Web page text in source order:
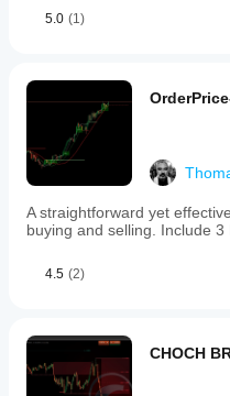
5.0 (1)
A straightforward yet
buying and selling. Include 3
4.5 (2)
CHOCH